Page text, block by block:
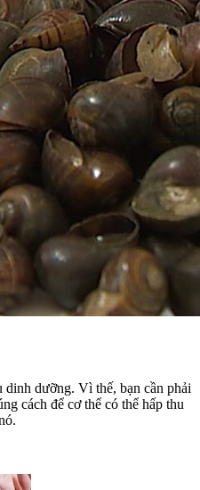
dưỡng. Vì thế, bạn cần phải
cách để cơ thể có thể hấp thu